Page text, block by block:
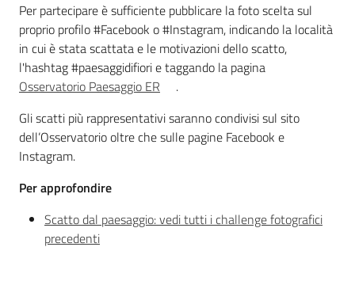
Piani Programmi
Progetti
Per partecipare è sufficiente pubblicare la foto scelta sul
proprio profilo #Facebook o #Instagram, indicando la località
in cui è stata scattata e le motivazioni dello scatto,
l'hashtag #paesaggidifiori e taggando la pagina
Osservatorio Paesaggio ER
.
Gli scatti più rappresentativi saranno condivisi sul sito
dell’Osservatorio oltre che sulle pagine Facebook e
Instagram.
Per approfondire
Scatto dal paesaggio: vedi tutti i challenge fotografici
precedenti